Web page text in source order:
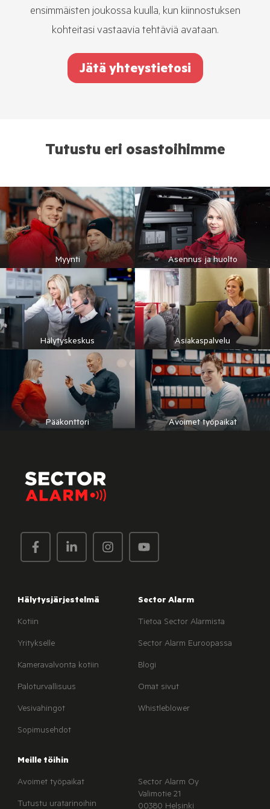
ensimmäisten joukossa kuulla, kun kiinnostuksen
kohteitasi vastaavia tehtäviä avataan.
Jätä yhteystietosi
Tutustu eri osastoihimme
Myynti Asennus ja huolto
Hälytyskeskus Asiakaspalvelu
Pääkonttori Avoimet työpaikat
Hälytysjärjestelmä
Kotiin
Yritykselle
Kameravalvonta kotiin
Paloturvallisuus
Vesivahingot
Sopimusehdot
Sector Alarm
Tietoa Sector Alarmista
Sector Alarm Euroopassa
Blogi
Omat sivut
Whistleblower
Meille töihin
Avoimet työpaikat
Tutustu uratarinoihin
Sector Alarm Oy
Valimotie 21
00380 Helsinki